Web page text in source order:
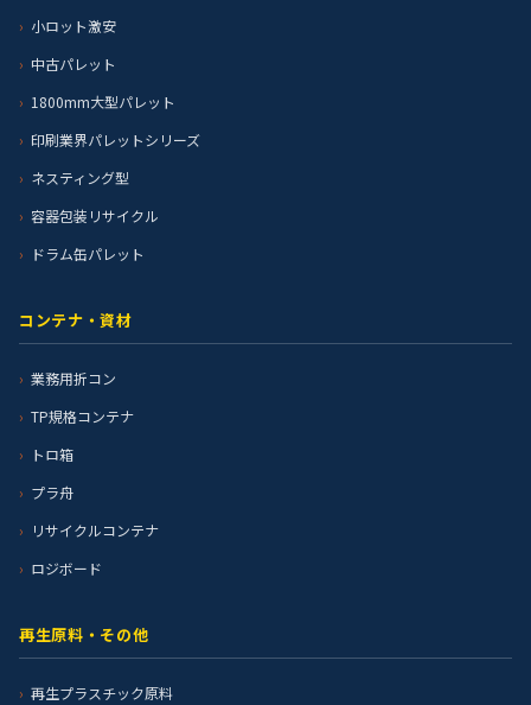
小ロット激安
中古パレット
1800mm大型パレット
印刷業界パレットシリーズ
ネスティング型
容器包装リサイクル
ドラム缶パレット
コンテナ・資材
業務用折コン
TP規格コンテナ
トロ箱
プラ舟
リサイクルコンテナ
ロジボード
再生原料・その他
再生プラスチック原料